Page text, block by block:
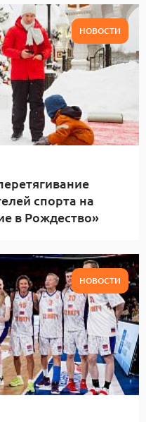
НОВОСТИ
спорта на
в Рождество»
НОВОСТИ